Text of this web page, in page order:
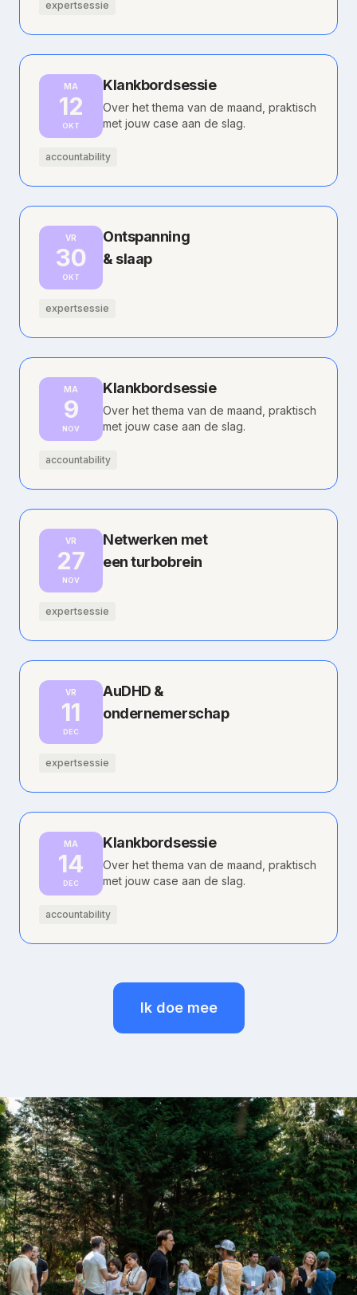
expertsessie
MA
12
OKT
Klankbordsessie
Over het thema van de maand, praktisch
met jouw case aan de slag.
accountability
VR
30
OKT
Ontspanning
& slaap
expertsessie
MA
9
NOV
Klankbordsessie
Over het thema van de maand, praktisch
met jouw case aan de slag.
accountability
VR
27
NOV
Netwerken met
een turbobrein
expertsessie
VR
11
DEC
AuDHD &
ondernemerschap
expertsessie
MA
14
DEC
Klankbordsessie
Over het thema van de maand, praktisch
met jouw case aan de slag.
accountability
Ik doe mee